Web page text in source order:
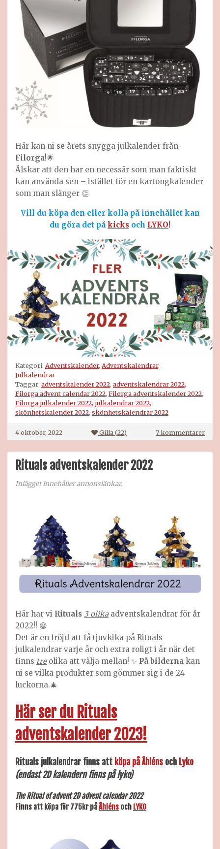
Här kan ni se årets snygga julkalender från
Filorga!🌟
Älskar att den har en necessär som man faktiskt
kan använda sen – istället för en kartongkalender
som man slänger 👏
Vill du köpa den eller kolla på innehållet kan
du göra det på kicks och LYKO!
Kategori: Adventskalender, Adventskalendrar,
Julkalendrar
Taggar: adventskalender 2022, adventskalendrar 2022,
Filorga advent calendar 2022, Filorga adventskalender 2022,
Filorga julkalender 2022, julkalendrar 2022,
skönhetskalender 2022, skönhetskalendrar 2022
4 oktober, 2022 Gilla (22) 7 kommentarertill
Rituals adventskalender 2022
Inlägget innehåller annonslänkar.
Här har vi Rituals 3 olikaadventskalendrar för år
2022!! 😀
Det är en fröjd att få tjuvkika på Rituals
julkalendrar varje år och extra roligt i år när det
finns treolika att välja mellan! ✨ På bilderna kan
ni se vilka produkter som gömmer sig i de 24
luckorna.🎄
Här ser du Rituals
adventskalender 2023!
Rituals julkalendrar finns att köpa på Åhléns och Lyko
(endast 2D kalendern finns på lyko)
The Ritual of advent 2D advent calendar 2022
Finns att köpa för 775kr påÅhléns och LYKO